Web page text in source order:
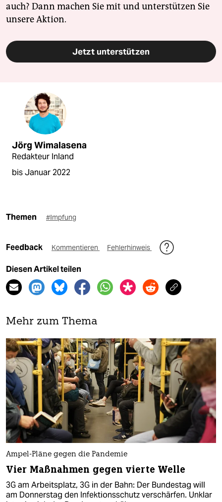
auch? Dann machen Sie mit und unterstützen Sie
unsere Aktion.
Jetzt unterstützen
Jörg Wimalasena
Redakteur Inland
bis Januar 2022
Themen #Impfung
Feedback Kommentieren Fehlerhinweis
Diesen Artikel teilen
Mehr zum Thema
Ampel-Pläne gegen die Pandemie
Vier Maßnahmen gegen vierte Welle
3G am Arbeitsplatz, 3G in der Bahn: Der Bundestag will
am Donnerstag den Infektionsschutz verschärfen. Unklar